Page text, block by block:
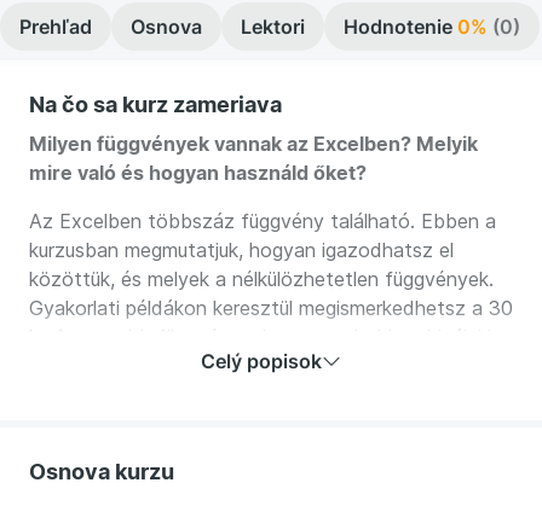
Prehľad Osnova Lektori Hodnotenie 0% (0)
Na čo sa kurz zameriava
Milyen függvények vannak az Excelben? Melyik
mire való és hogyan használd őket?
Az Excelben többszáz függvény található. Ebben a
kurzusban megmutatjuk, hogyan igazodhatsz el
közöttük, és melyek a nélkülözhetetlen függvények.
Gyakorlati példákon keresztül megismerkedhetsz a 30
legfontosabb függvénnyel, megtanulod kombinálni is
őket. Így a jövőben nem okoz gondot, ha neked kell
Celý popisok
Osnova kurzu